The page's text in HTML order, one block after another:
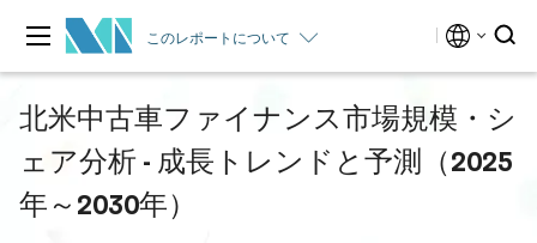
このレポートについて
北米中古車ファイナンス市場規模・シ
ェア分析 - 成長トレンドと予測（2025
年～2030年）